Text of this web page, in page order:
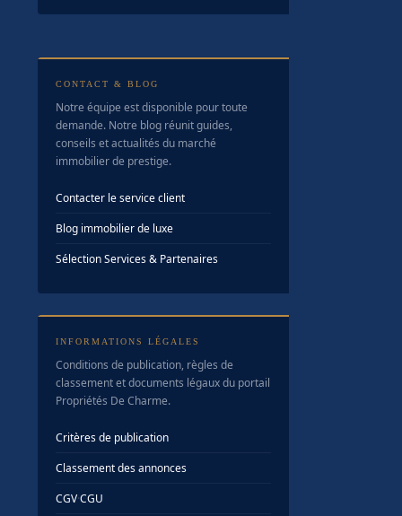
CONTACT & BLOG
Notre équipe est disponible pour toute
demande. Notre blog réunit guides,
conseils et actualités du marché
immobilier de prestige.
Contacter le service client
Blog immobilier de luxe
Sélection Services & Partenaires
INFORMATIONS LÉGALES
Conditions de publication, règles de
classement et documents légaux du portail
Propriétés De Charme.
Critères de publication
Classement des annonces
CGV·CGU